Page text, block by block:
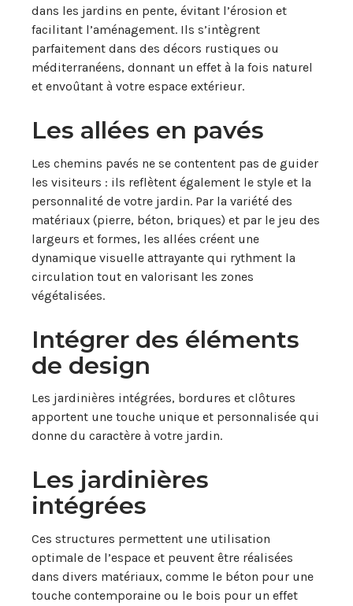
dans les jardins en pente, évitant l’érosion et
facilitant l’aménagement. Ils s’intègrent
parfaitement dans des décors rustiques ou
méditerranéens, donnant un effet à la fois naturel
et envoûtant à votre espace extérieur.
Les allées en pavés
Les chemins pavés ne se contentent pas de guider
les visiteurs : ils reflètent également le style et la
personnalité de votre jardin. Par la variété des
matériaux (pierre, béton, briques) et par le jeu des
largeurs et formes, les allées créent une
dynamique visuelle attrayante qui rythment la
circulation tout en valorisant les zones
végétalisées.
Intégrer des éléments
de design
Les jardinières intégrées, bordures et clôtures
apportent une touche unique et personnalisée qui
donne du caractère à votre jardin.
Les jardinières
intégrées
Ces structures permettent une utilisation
optimale de l’espace et peuvent être réalisées
dans divers matériaux, comme le béton pour une
touche contemporaine ou le bois pour un effet